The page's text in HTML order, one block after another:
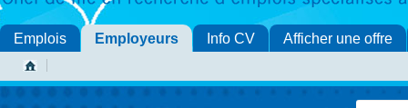
Emplois Employeurs Info CV Afficher une offre